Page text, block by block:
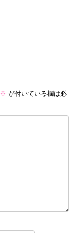
※ が付いている欄は必